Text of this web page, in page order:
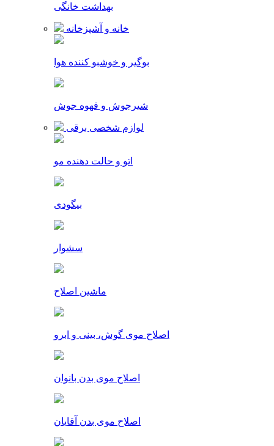
بهداشت خانگی
خانه و آشپزخانه
بوگیر و خوشبو کننده هوا
شیرجوش و قهوه جوش
لوازم شخصی برقی
اتو و حالت دهنده مو
بیگودی
سشوار
ماشین اصلاح
اصلاح موی گوش، بینی و ابرو
اصلاح موی بدن بانوان
اصلاح موی بدن آقایان